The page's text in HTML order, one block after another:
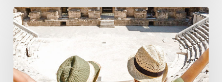
Por
qué
estudiar
un
idioma
en